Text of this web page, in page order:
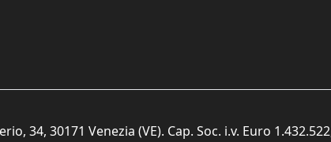
34, 30171 Venezia (VE). Cap. Soc. i.v. Euro